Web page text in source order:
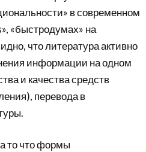
в современном
«быстродумах» на
что литература активно
информации на одном
и качества средств
перевода в
то что формы